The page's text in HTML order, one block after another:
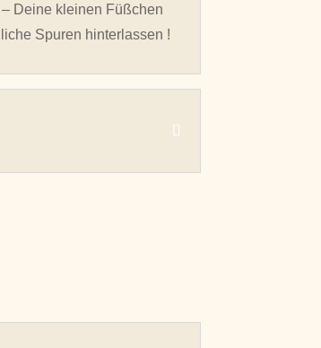
Deine kleinen Füßchen
Spuren hinterlassen !